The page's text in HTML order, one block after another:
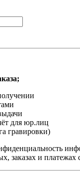
для юр.лиц
гравировки)
заказах и платежах